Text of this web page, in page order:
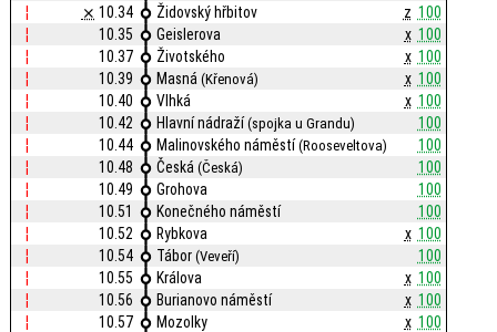
¦
⨯ 10.34 Židovský hřbitov z 100
¦
10.35 Geislerova x 100
¦
10.37 Životského x 100
¦
10.39 Masná(Křenová) x 100
¦
10.40 Vlhká x 100
¦
10.42 Hlavní nádraží(spojka u Grandu)
100
¦
10.44 Malinovského náměstí(Rooseveltova)
100
¦
10.48 Česká(Česká)
100
¦
10.49 Grohova
100
¦
10.51 Konečného náměstí
100
¦
10.52 Rybkova x 100
¦
10.54 Tábor(Veveří)
100
¦
10.55 Králova x 100
¦
10.56 Burianovo náměstí x 100
¦
10.57 Mozolky x 100